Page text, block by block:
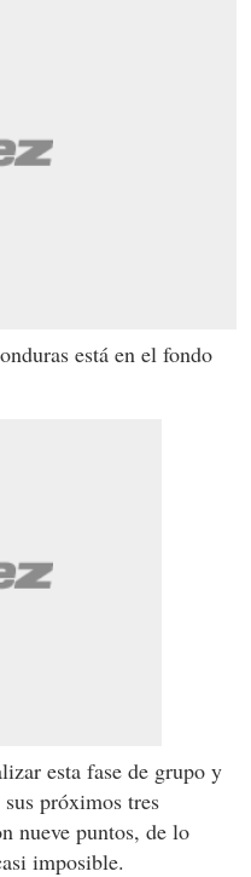
está en el fondo
esta fase de grupo y
próximos tres
nueve puntos, de lo
imposible.